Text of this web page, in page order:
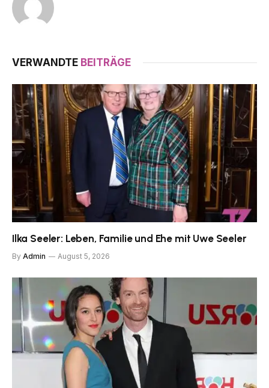
VERWANDTE BEITRÄGE
Ilka Seeler: Leben, Familie und Ehe mit Uwe Seeler
By Admin August 5, 2026